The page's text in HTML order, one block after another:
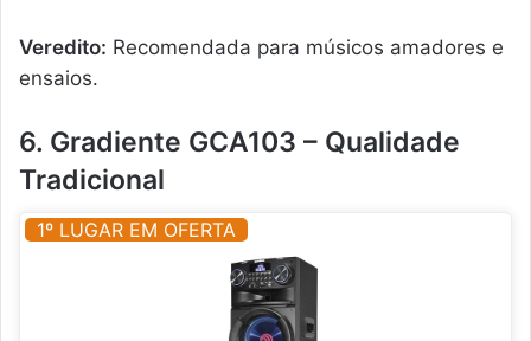
Veredito: Recomendada para músicos amadores e
ensaios.
6. Gradiente GCA103 – Qualidade
Tradicional
1º LUGAR EM OFERTA